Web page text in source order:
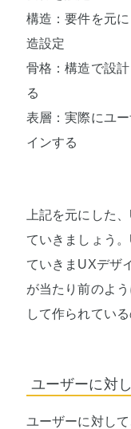
構造：要件を元
造設定
骨格：構造で設
る
表層：実際にユ
インする
上記を元にした
ていきましょう
ていきまUXデザ
が当たり前のよ
して作られてい
ユーザーに対
ユーザーに対し